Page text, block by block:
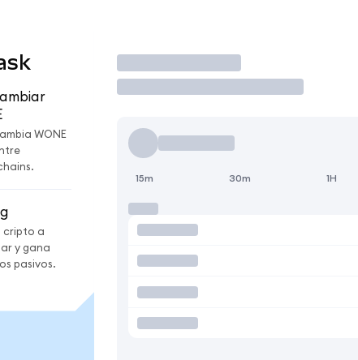
WONE
cripto a
y gana
pasivos.
Operar
15m 30m 1H